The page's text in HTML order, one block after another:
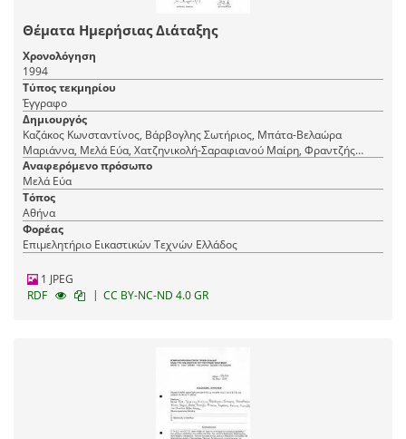
Θέματα Ημερήσιας Διάταξης
Χρονολόγηση
1994
Τύπος τεκμηρίου
Έγγραφο
Δημιουργός
Καζάκος Κωνσταντίνος, Βάρβογλης Σωτήριος, Μπάτα-Βελαώρα
Μαριάννα, Μελά Εύα, Χατζηνικολή-Σαραφιανού Μαίρη, Φραντζής
Μιχάλης, Δουατζή-Λάμπρου Παρασκευή, Δαραδήμος Χαράλαμπος
Αναφερόμενο πρόσωπο
Μελά Εύα
Τόπος
Αθήνα
Φορέας
Επιμελητήριο Εικαστικών Τεχνών Ελλάδος
1 JPEG
RDF
| CC BY-NC-ND 4.0 GR